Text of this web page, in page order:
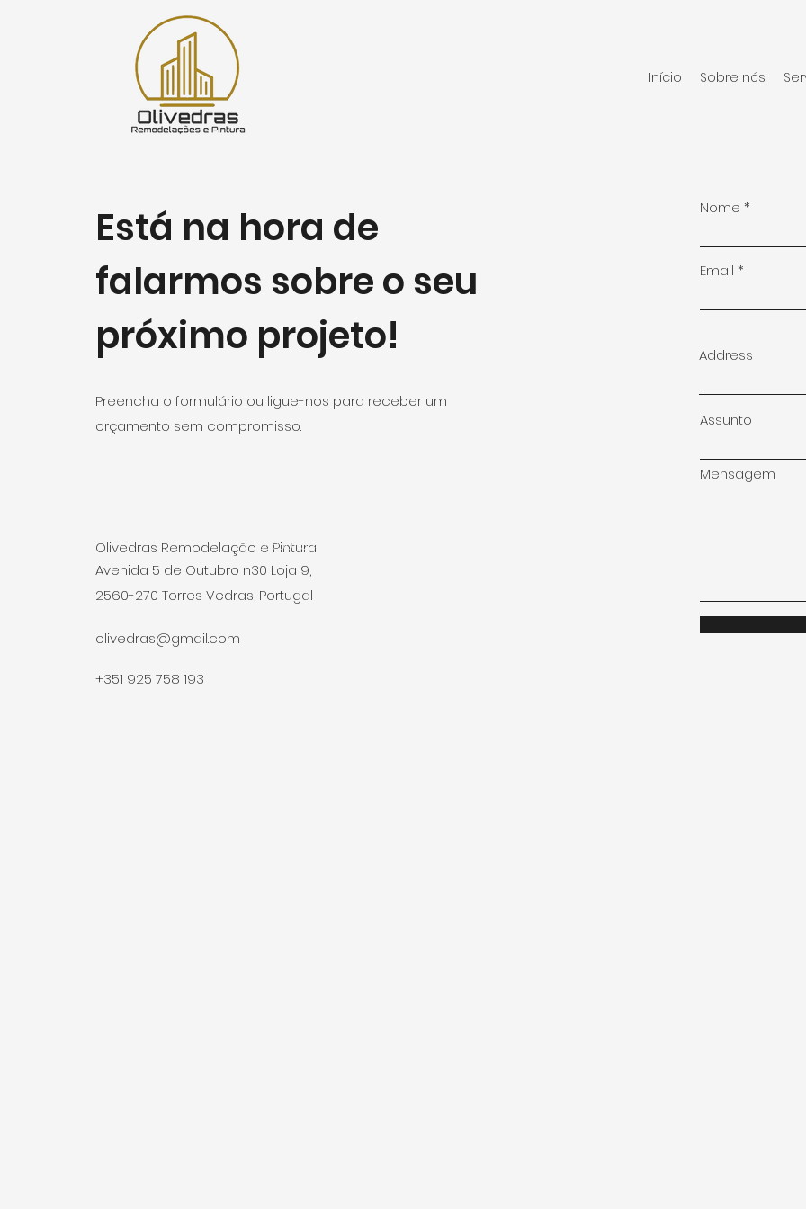
Início Sobre nós
Está na hora de
falarmos sobre o seu
próximo projeto!
Preencha o formulário ou ligue-nos para receber um
orçamento sem compromisso.
Olivedras Remodelação e Pintura
Avenida 5 de Outubro n30 Loja 9,
2560-270 Torres Vedras, Portugal
2560-048 A-Dos-Cunhados
olivedras@gmail.com
+351 925 758 193
Nome
Email
Address
Assunto
Mensagem